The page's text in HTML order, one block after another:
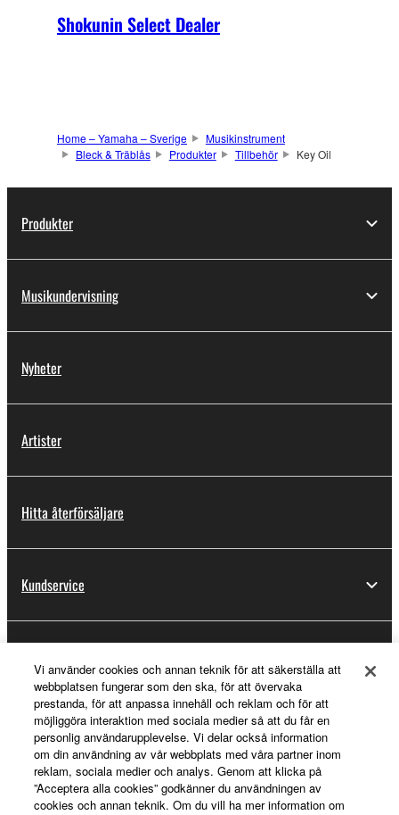
Shokunin Select Dealer
Home – Yamaha – Sverige
Musikinstrument
Bleck & Träblås
Produkter Tillbehör Key Oil
Produkter
Musikundervisning
Nyheter
Artister
Hitta återförsäljare
Kundservice
Om Yamaha
Sverige - Swedish
Vi använder cookies och annan teknik för att säkerställa att
webbplatsen fungerar som den ska, för att övervaka
prestanda, för att anpassa innehåll och reklam och för att
möjliggöra interaktion med sociala medier så att du får en
personlig användarupplevelse. Vi delar också information
om din användning av vår webbplats med våra partner inom
reklam, sociala medier och analys. Genom att klicka på
”Acceptera alla cookies” godkänner du användningen av
cookies och annan teknik. Om du vill ha mer information om